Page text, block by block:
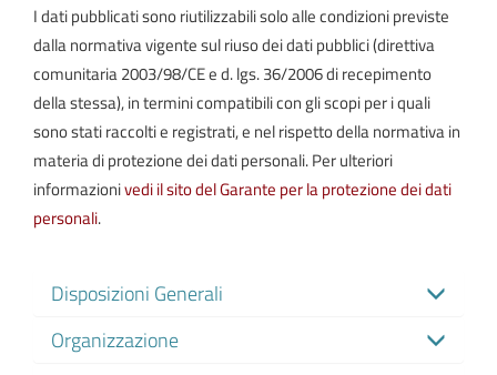
I dati pubblicati sono riutilizzabili solo alle condizioni previste
dalla normativa vigente sul riuso dei dati pubblici (direttiva
comunitaria 2003/98/CE e d. lgs. 36/2006 di recepimento
della stessa), in termini compatibili con gli scopi per i quali
sono stati raccolti e registrati, e nel rispetto della normativa in
materia di protezione dei dati personali. Per ulteriori
informazionivedi il sito del Garante per la protezione dei dati
personali.
Disposizioni Generali
Organizzazione